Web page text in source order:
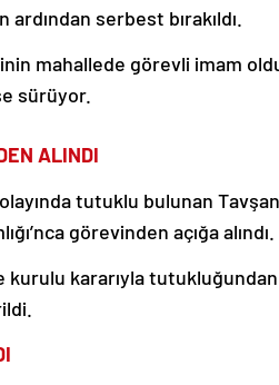
serbest bırakıldı.
mahallede görevli imam
sürüyor.
ALINDI
tutuklu bulunan
görevinden açığa alındı.
kararıyla tutukluğundan